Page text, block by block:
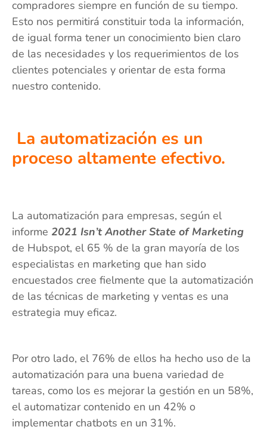
compradores siempre en función de su tiempo.
Esto nos permitirá constituir toda la información,
de igual forma tener un conocimiento bien claro
de las necesidades y los requerimientos de los
clientes potenciales y orientar de esta forma
nuestro contenido.
La automatización es un
proceso altamente efectivo.
La automatización para empresas, según el
informe 2021 Isn’t Another State of Marketing
de Hubspot, el 65 % de la gran mayoría de los
especialistas en marketing que han sido
encuestados cree fielmente que la automatización
de las técnicas de marketing y ventas es una
estrategia muy eficaz.
Por otro lado, el 76% de ellos ha hecho uso de la
automatización para una buena variedad de
tareas, como los es mejorar la gestión en un 58%,
el automatizar contenido en un 42% o
implementar chatbots en un 31%.